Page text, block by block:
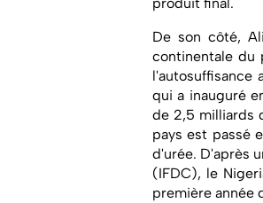
De son côté,
continentale du
l'autosuffisance
qui a inauguré
de 2,5 milliards
pays est passé
d'urée. D'après
(IFDC), le
première année